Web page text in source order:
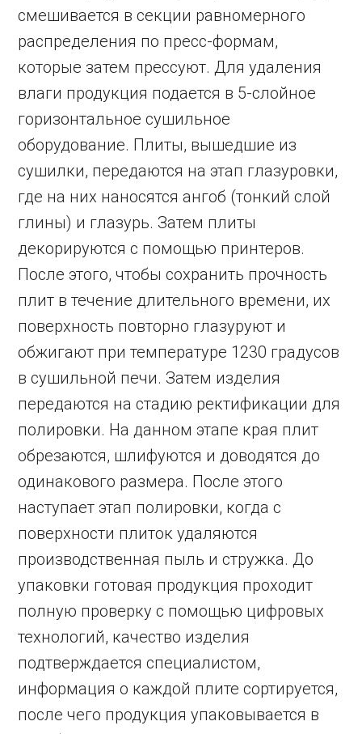
смешивается в секции равномерного
распределения по пресс-формам,
которые затем прессуют. Для удаления
влаги продукция подается в 5-слойное
горизонтальное сушильное
оборудование. Плиты, вышедшие из
сушилки, передаются на этап глазуровки,
где на них наносятся ангоб (тонкий слой
глины) и глазурь. Затем плиты
декорируются с помощью принтеров.
После этого, чтобы сохранить прочность
плит в течение длительного времени, их
поверхность повторно глазуруют и
обжигают при температуре 1230 градусов
в сушильной печи. Затем изделия
передаются на стадию ректификации для
полировки. На данном этапе края плит
обрезаются, шлифуются и доводятся до
одинакового размера. После этого
наступает этап полировки, когда с
поверхности плиток удаляются
производственная пыль и стружка. До
упаковки готовая продукция проходит
полную проверку с помощью цифровых
технологий, качество изделия
подтверждается специалистом,
информация о каждой плите сортируется,
после чего продукция упаковывается в